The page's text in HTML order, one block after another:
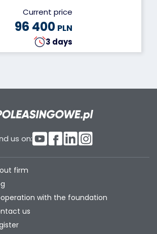
Current price
96 400 PLN
3 days
us on:
firm
with the foundation
us